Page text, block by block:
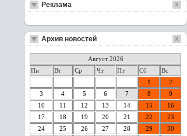
Реклама
Архив новостей
Август 2026
Пн
Вт Ср Чт Пт Сб
Вс
1
2
3
4 5 6 7 8
9
10
11 12 13 14 15
16
17
18 19 20 21 22
23
24
25 26 27 28 29
30